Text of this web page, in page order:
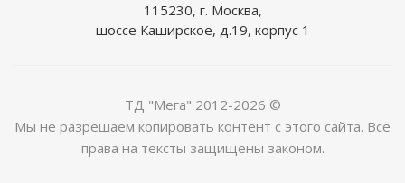
115230, г. Москва,
шоссе Каширское, д.19, корпус 1
ТД "Мега" 2012-2026 ©
Мы не разрешаем копировать контент с этого сайта. Все
права на тексты защищены законом.